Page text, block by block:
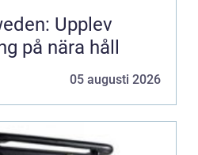
Upplev
på nära håll
05 augusti 2026